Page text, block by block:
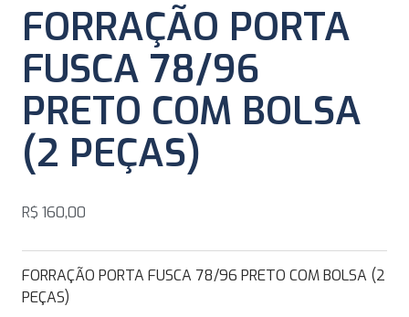
FORRAÇÃO PORTA
FUSCA 78/96
PRETO COM BOLSA
(2 PEÇAS)
R$ 160,00
FORRAÇÃO PORTA FUSCA 78/96 PRETO COM BOLSA (2
PEÇAS)